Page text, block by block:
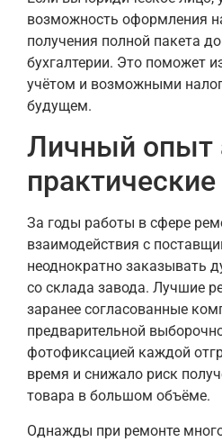
возможность оформления
получения полной пакета
бухгалтерии. Это поможет
учётом и возможными
будущем.
Личный опыт
За годы работы в сфере
взаимодействия с
неоднократно заказывать
со склада завода. Лучшие
заранее согласованные
предварительной
фотофиксацией каждой
время и снижало риск
товара в большом объёме.
Однажды при ремонте